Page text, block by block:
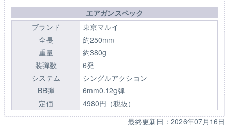
エアガンスペック
ブランド
東京マルイ
全長
約250mm
重量
約380g
装弾数
6発
システム
シングルアクション
BB弾
6mm0.12g弾
定価
4980円（税抜）
最終更新日： 2026年07月16日